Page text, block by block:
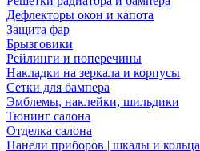
Дефлекторы окон и капота
Защита фар
Брызговики
Рейлинги и поперечины
Накладки на зеркала и корпусы
Сетки для бампера
Эмблемы, наклейки, шильдики
Тюнинг салона
Отделка салона
Панели приборов | шкалы и кольца